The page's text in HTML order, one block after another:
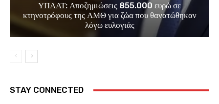
ΥΠΑΑΤ: Αποζημιώσεις 855.000 ευρώ σε
κτηνοτρόφους της ΑΜΘ για ζώα που θανατώθηκαν
λόγω ευλογιάς
STAY CONNECTED